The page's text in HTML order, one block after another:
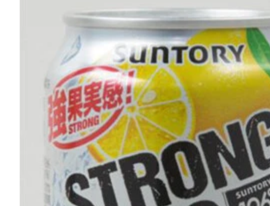
お笑いコンビ、江戸マリーのボケ担当・角井。大の日本酒好きで
名酒センターのオススメ3商品（取材当時）。左から1位の「大
名酒センターは日本酒に合うおつまみも豊富
唎酒師の分厚い教科書を見せてくれる角井。「分厚いけど、意外
角井流日本酒の味わい方は、まずは香りから
左から、インターナショナル・ワイン・チャレンジのSAKE部
大吟醸 Level3」、完熟古酒の「千代むすび 完熟純米」
古酒を味わう角井。ちなみに吞みすぎに効くのは「水をよく飲
「昔の人は、空気中の見えない微生物とかを使って日本酒を作
角井が最後に選んだのは「出羽桜 雪女神 四割八分」